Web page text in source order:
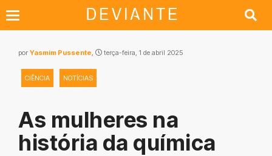
por Yasmim Pussente, terça-feira, 1 de abril 2025
CIÊNCIA NOTÍCIAS
As mulheres na
história da química